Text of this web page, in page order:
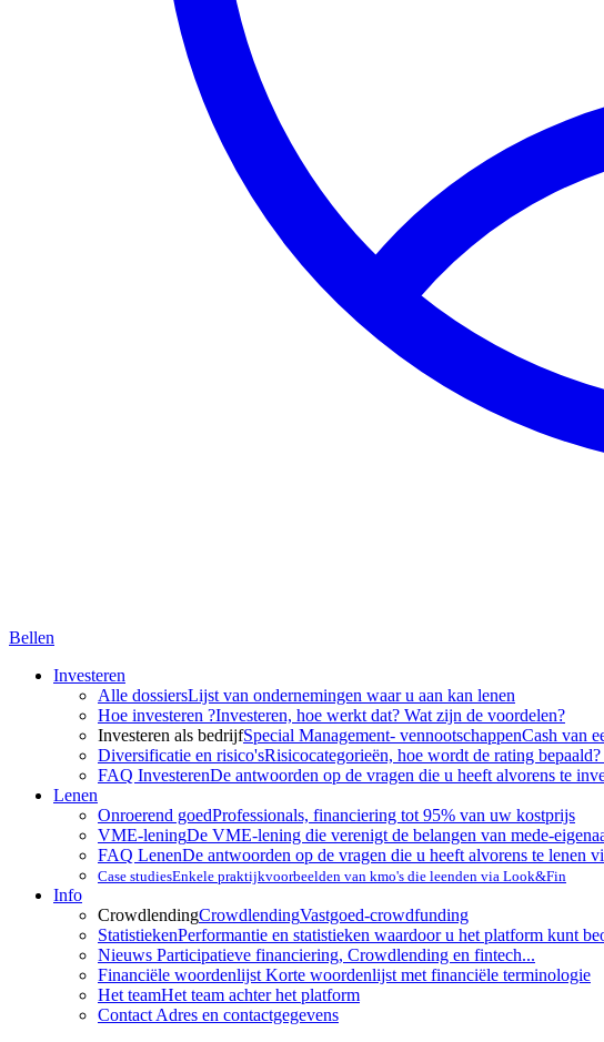
Bellen
Investeren
Alle dossiersLijst van ondernemingen waar u aan kan lenen
Hoe investeren ?Investeren, hoe werkt dat? Wat zijn de voordelen?
Investeren als bedrijfSpecial Management- vennootschappenCash van
Diversificatie en risico'sRisicocategorieën, hoe wordt de rating
FAQ InvesterenDe antwoorden op de vragen die u heeft alvorens te
Lenen
Onroerend goedProfessionals, financiering tot 95% van uw kostprijs
VME-leningDe VME-lening die verenigt de belangen van mede-
FAQ LenenDe antwoorden op de vragen die u heeft alvorens te lenen
Case studiesEnkele praktijkvoorbeelden van kmo's die leenden via Look&Fin
Info
CrowdlendingCrowdlendingVastgoed-crowdfunding
StatistiekenPerformantie en statistieken waardoor u het platform kunt
Nieuws Participatieve financiering, Crowdlending en fintech...
Financiële woordenlijst Korte woordenlijst met financiële terminologie
Het teamHet team achter het platform
Contact Adres en contactgegevens